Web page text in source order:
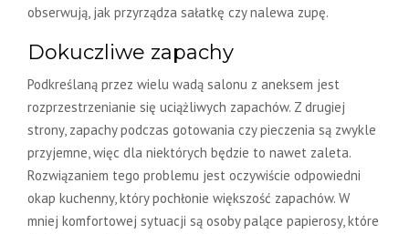
obserwują, jak przyrządza sałatkę czy nalewa zupę.
Dokuczliwe zapachy
Podkreślaną przez wielu wadą salonu z aneksem jest
rozprzestrzenianie się uciążliwych zapachów. Z drugiej
strony, zapachy podczas gotowania czy pieczenia są zwykle
przyjemne, więc dla niektórych będzie to nawet zaleta.
Rozwiązaniem tego problemu jest oczywiście odpowiedni
okap kuchenny, który pochłonie większość zapachów. W
mniej komfortowej sytuacji są osoby palące papierosy, które